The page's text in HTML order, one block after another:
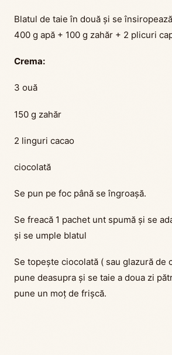
Blatul de taie în două și se
400 g apă + 100 g zahăr + 2 plicuri
Crema:
3 ouă
150 g zahăr
2 linguri cacao
ciocolată
Se pun pe foc până se îngroașă.
Se freacă 1 pachet unt spumă și se
și se umple blatul
Se topește ciocolată ( sau glazură de
pune deasupra și se taie a doua zi
pune un moț de frișcă.